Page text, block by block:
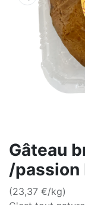
Gâteau
/passion
(23,37 €/kg)